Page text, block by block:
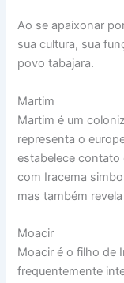
Ao se apaixonar
sua cultura, sua
povo tabajara.
Martim
Martim é um
representa o
estabelece contato
com Iracema
mas também
Moacir
Moacir é o filho de
frequentemente